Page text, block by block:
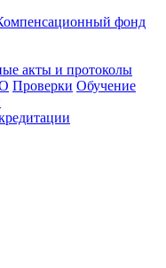
фонд
акты и протоколы
Проверки Обучение